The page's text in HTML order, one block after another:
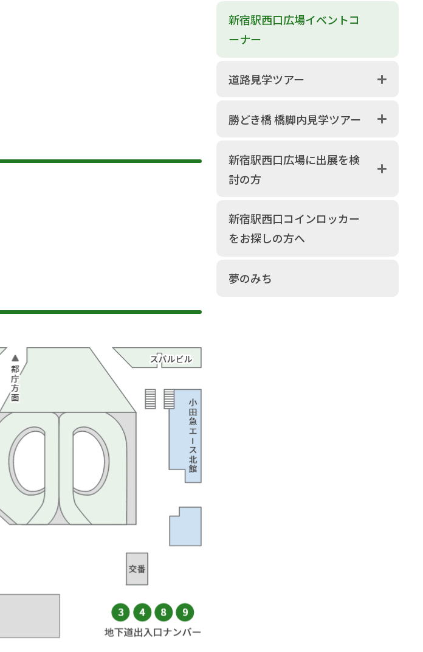
新宿駅西口広場イベントコ
ーナー
道路見学ツアー
勝どき橋 橋脚内見学ツアー
新宿駅西口広場に出展を検
討の方
新宿駅西口コインロッカー
をお探しの方へ
夢のみち